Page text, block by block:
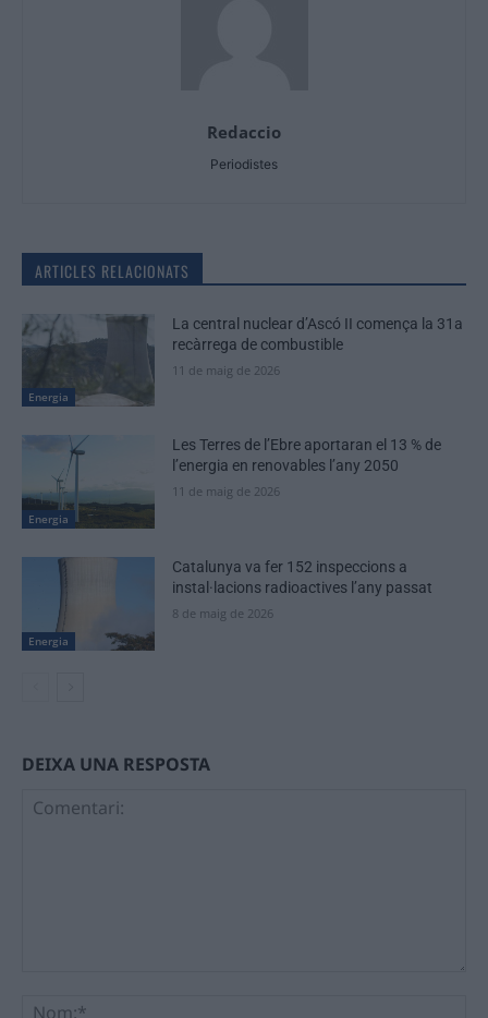
Redaccio
Periodistes
ARTICLES RELACIONATS
Energia
La central nuclear d’Ascó II comença la 31a
recàrrega de combustible
11 de maig de 2026
Energia
Les Terres de l’Ebre aportaran el 13 % de
l’energia en renovables l’any 2050
11 de maig de 2026
Energia
Catalunya va fer 152 inspeccions a
instal·lacions radioactives l’any passat
8 de maig de 2026
DEIXA UNA RESPOSTA